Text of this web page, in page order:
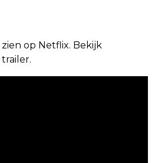
op Netflix. Bekijk